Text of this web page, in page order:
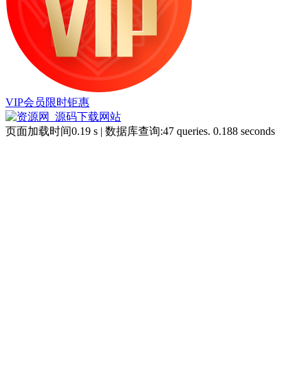
VIP会员限时钜惠
页面加载时间0.19 s | 数据库查询:47 queries. 0.188 seconds